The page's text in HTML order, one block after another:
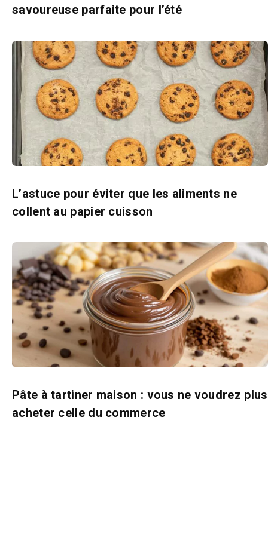
savoureuse parfaite pour l’été
L’astuce pour éviter que les aliments ne
collent au papier cuisson
Pâte à tartiner maison : vous ne voudrez plus
acheter celle du commerce